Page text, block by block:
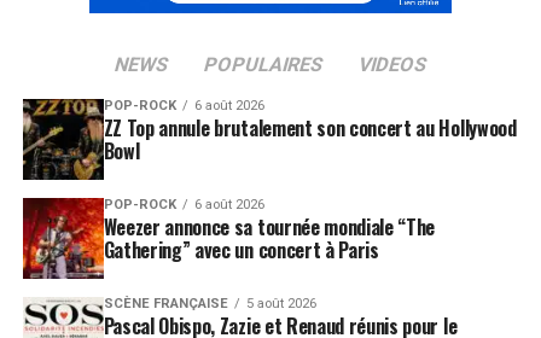
NEWS POPULAIRES VIDEOS
POP-ROCK 6 août 2026
ZZ Top annule brutalement son concert au Hollywood
Bowl
POP-ROCK 6 août 2026
Weezer annonce sa tournée mondiale “The
Gathering” avec un concert à Paris
SCÈNE FRANÇAISE 5 août 2026
Pascal Obispo, Zazie et Renaud réunis pour le